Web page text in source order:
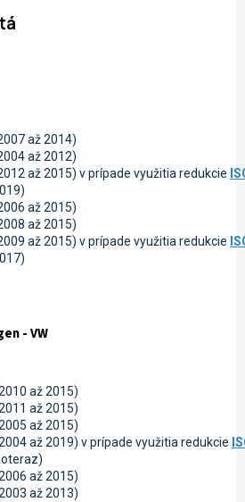
až 2014)
až 2012)
až 2015) v prípade využitia redukcie
až 2015)
až 2015)
až 2015) v prípade využitia redukcie
- VW
až 2015)
až 2015)
až 2015)
až 2019) v prípade využitia redukcie
až 2015)
až 2013)